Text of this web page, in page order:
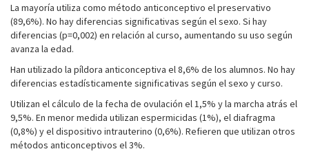
La mayoría utiliza como método anticonceptivo el preservativo
(89,6%). No hay diferencias significativas según el sexo. Si hay
diferencias (p=0,002) en relación al curso, aumentando su uso según
avanza la edad.
Han utilizado la píldora anticonceptiva el 8,6% de los alumnos. No hay
diferencias estadísticamente significativas según el sexo y curso.
Utilizan el cálculo de la fecha de ovulación el 1,5% y la marcha atrás el
9,5%. En menor medida utilizan espermicidas (1%), el diafragma
(0,8%) y el dispositivo intrauterino (0,6%). Refieren que utilizan otros
métodos anticonceptivos el 3%.